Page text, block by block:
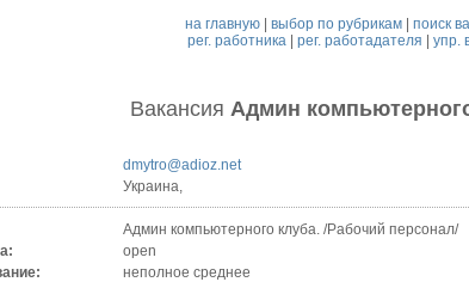
на главную| выбор по рубрикам| поиск
рег. работника |рег. работадателя |упр.
Вакансия Админ
dmytro@adioz.net
Украина,
Админ компьютерного клуба. /Рабочий персонал/
open
неполное среднее